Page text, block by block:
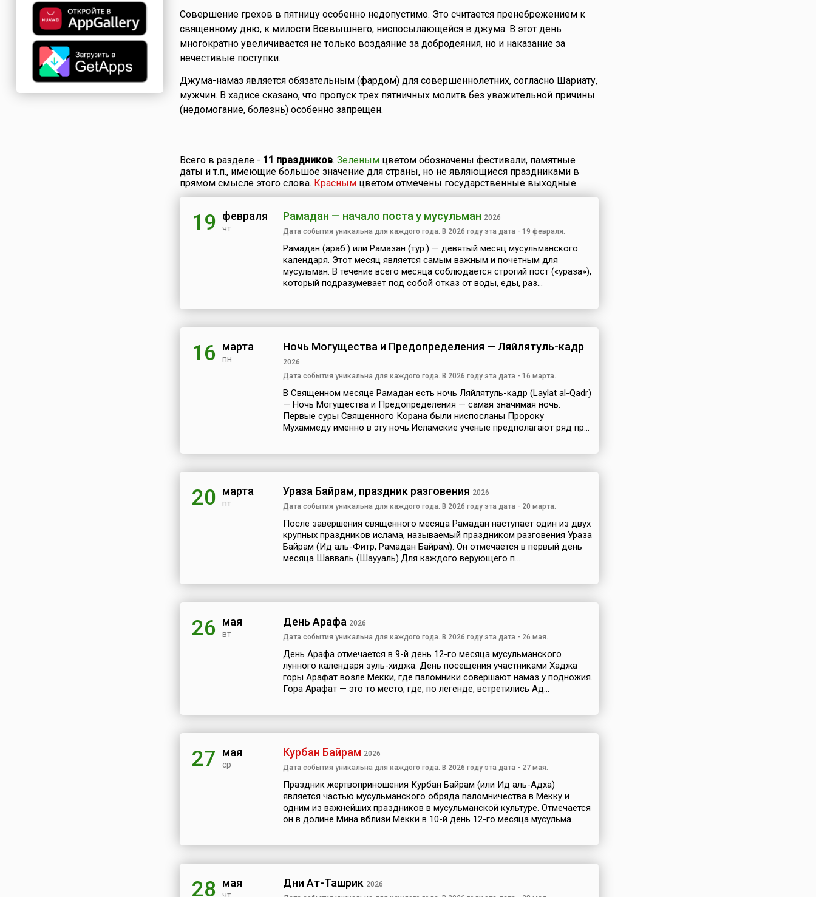
Люксембург
Мадагаскар
Македония
Мексика
Молдова
Нигерия
Языковые
Совершение грехов в пятницу особенно недопустимо. Это считается пренебрежением к
священному дню, к милости Всевышнего, ниспосылающейся в джума. В этот день
многократно увеличивается не только воздаяние за добродеяния, но и наказание за
нечестивые поступки.
Джума-намаз является обязательным (фардом) для совершеннолетних, согласно Шариату,
мужчин. В хадисе сказано, что пропуск трех пятничных молитв без уважительной причины
(недомогание, болезнь) особенно запрещен.
Всего в разделе - 11 праздников. Зеленымцветом обозначены фестивали, памятные
даты и т.п., имеющие большое значение для страны, но не являющиеся праздниками в
прямом смысле этого слова. Краснымцветом отмечены государственные выходные.
19 февраля
чт
Рамадан — начало поста у мусульман 2026
Дата события уникальна для каждого года. В 2026 году эта дата - 19 февраля.
Рамадан (араб.) или Рамазан (тур.) — девятый месяц мусульманского
календаря. Этот месяц является самым важным и почетным для
мусульман. В течение всего месяца соблюдается строгий пост («ураза»),
который подразумевает под собой отказ от воды, еды, раз...
16 марта
пн
Ночь Могущества и Предопределения — Ляйлятуль-кадр
2026
Дата события уникальна для каждого года. В 2026 году эта дата - 16 марта.
В Священном месяце Рамадан есть ночь Ляйлятуль-кадр (Laylat al-Qadr)
— Ночь Могущества и Предопределения — самая значимая ночь.
Первые суры Священного Корана были ниспосланы Пророку
Мухаммеду именно в эту ночь.Исламские ученые предполагают ряд пр...
20 марта
пт
Ураза Байрам, праздник разговения 2026
Дата события уникальна для каждого года. В 2026 году эта дата - 20 марта.
После завершения священного месяца Рамадан наступает один из двух
крупных праздников ислама, называемый праздником разговения Ураза
Байрам (Ид аль-Фитр, Рамадан Байрам). Он отмечается в первый день
месяца Шавваль (Шаууаль).Для каждого верующего п...
26 мая
вт
День Арафа 2026
Дата события уникальна для каждого года. В 2026 году эта дата - 26 мая.
День Арафа отмечается в 9-й день 12-го месяца мусульманского
лунного календаря зуль-хиджа. День посещения участниками Хаджа
горы Арафат возле Мекки, где паломники совершают намаз у подножия.
Гора Арафат — это то место, где, по легенде, встретились Ад...
27 мая
ср
Курбан Байрам 2026
Дата события уникальна для каждого года. В 2026 году эта дата - 27 мая.
Праздник жертвоприношения Курбан Байрам (или Ид аль-Адха)
является частью мусульманского обряда паломничества в Мекку и
одним из важнейших праздников в мусульманской культуре. Отмечается
он в долине Мина вблизи Мекки в 10-й день 12-го месяца мусульма...
28 мая Дни Ат-Ташрик 2026